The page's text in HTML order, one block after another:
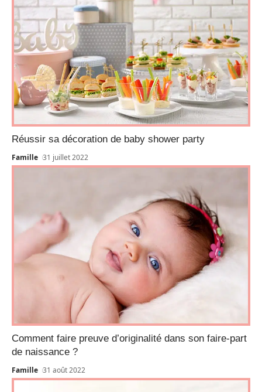
Réussir sa décoration de baby shower party
Famille 31 juillet 2022
Comment faire preuve d’originalité dans son faire-part
de naissance ?
Famille 31 août 2022